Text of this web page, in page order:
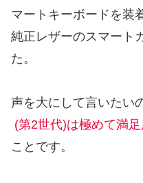
マートキーボードを装
純正レザーのスマート
た。
声を大にして言いたい
(第2世代)は極めて満
ことです。